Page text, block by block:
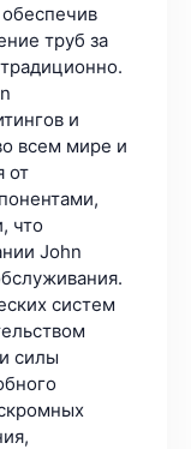
труб за
и
всем мире и
от
что
John
систем
силы